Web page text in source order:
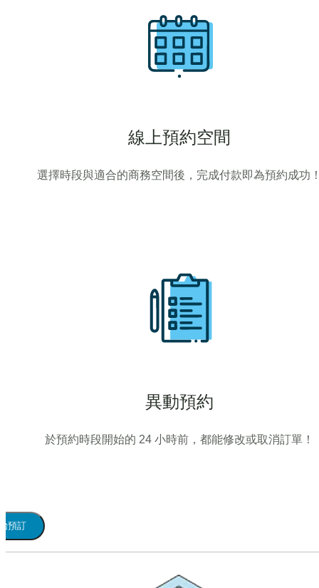
線上預約空間
選擇時段與適合的商務空間後，完成付款即為預約成功
異動預約
於預約時段開始的 24 小時前，都能修改或取消訂單！
預訂